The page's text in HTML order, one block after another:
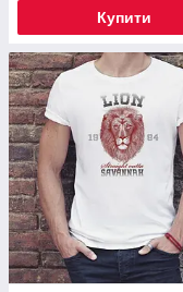
Купити